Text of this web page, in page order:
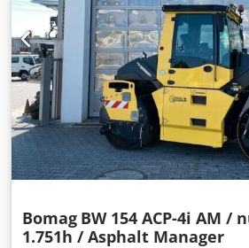
Bomag BW 154 ACP-4i AM /
1.751h / Asphalt Manager